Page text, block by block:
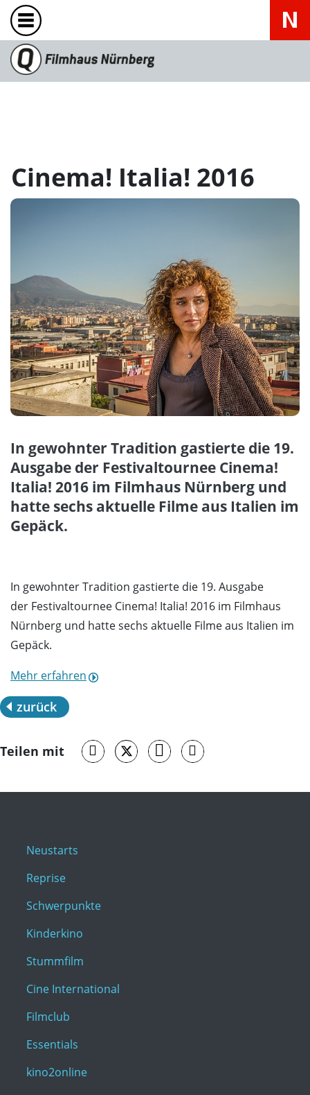
Cinema! Italia! 2016
In gewohnter Tradition gastierte die 19.
Ausgabe der Festivaltournee Cinema!
Italia! 2016 im Filmhaus Nürnberg und
hatte sechs aktuelle Filme aus Italien im
Gepäck.
In gewohnter Tradition gastierte die 19. Ausgabe
der Festivaltournee Cinema! Italia! 2016 im Filmhaus
Nürnberg und hatte sechs aktuelle Filme aus Italien im
Gepäck.
Mehr erfahren
zurück
Teilen mit
Neustarts
Reprise
Schwerpunkte
Kinderkino
Stummfilm
Cine International
Filmclub
Essentials
kino2online